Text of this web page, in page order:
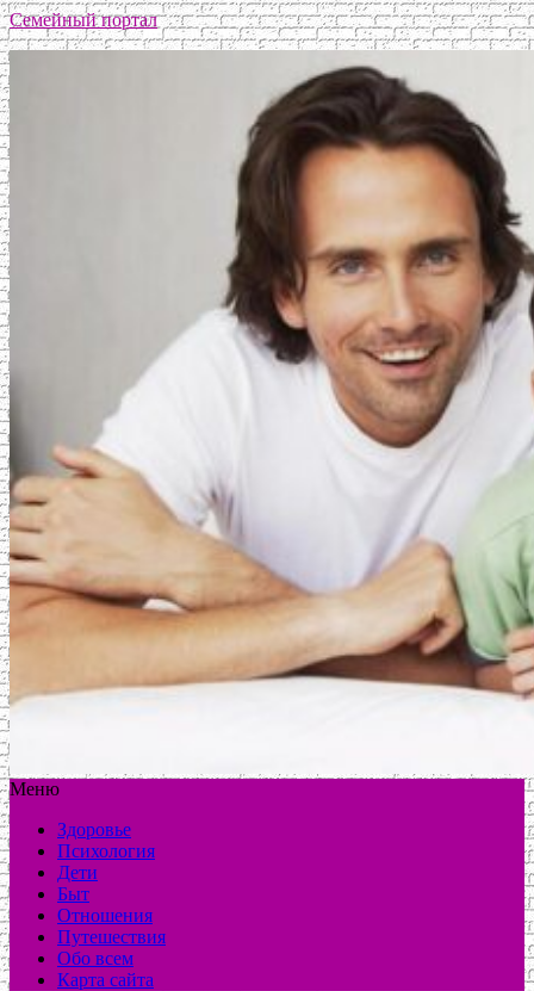
Семейный портал
Меню
Здоровье
Психология
Дети
Быт
Отношения
Путешествия
Обо всем
Карта сайта